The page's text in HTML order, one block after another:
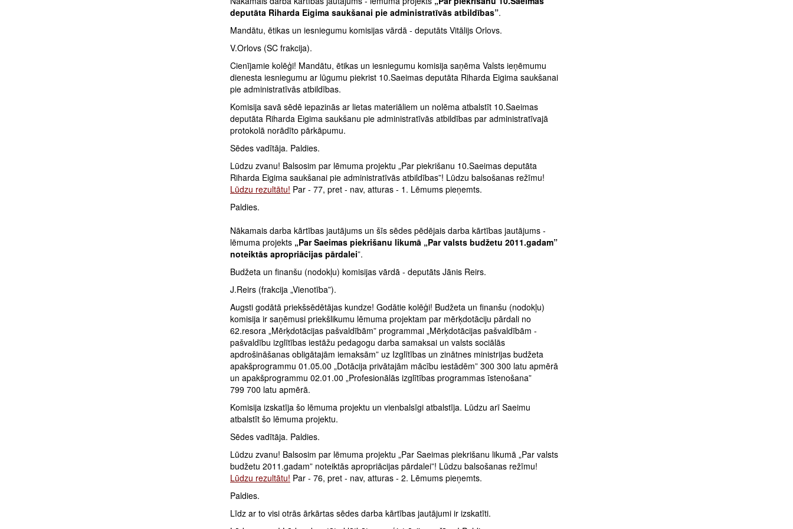
deputāta Riharda Eigima saukšanai pie administratīvās atbildības”.
Mandātu, ētikas un iesniegumu komisijas vārdā - deputāts Vitālijs Orlovs.
V.Orlovs (SC frakcija).
Cienījamie kolēģi! Mandātu, ētikas un iesniegumu komisija saņēma Valsts ieņēmumu
dienesta iesniegumu ar lūgumu piekrist 10.Saeimas deputāta Riharda Eigima saukšanai
pie administratīvās atbildības.
Komisija savā sēdē iepazinās ar lietas materiāliem un nolēma atbalstīt 10.Saeimas
deputāta Riharda Eigima saukšanu pie administratīvās atbildības par administratīvajā
protokolā norādīto pārkāpumu.
Sēdes vadītāja. Paldies.
Lūdzu zvanu! Balsosim par lēmuma projektu „Par piekrišanu 10.Saeimas deputāta
Riharda Eigima saukšanai pie administratīvās atbildības”! Lūdzu balsošanas režīmu!
Lūdzu rezultātu! Par - 77, pret - nav, atturas - 1. Lēmums pieņemts.
Paldies.
Nākamais darba kārtības jautājums un šīs sēdes pēdējais darba kārtības jautājums -
lēmuma projekts „Par Saeimas piekrišanu likumā „Par valsts budžetu 2011.gadam”
noteiktās apropriācijas pārdalei”.
Budžeta un finanšu (nodokļu) komisijas vārdā - deputāts Jānis Reirs.
J.Reirs (frakcija „Vienotība”).
Augsti godātā priekšsēdētājas kundze! Godātie kolēģi! Budžeta un finanšu (nodokļu)
komisija ir saņēmusi priekšlikumu lēmuma projektam par mērķdotāciju pārdali no
62.resora „Mērķdotācijas pašvaldībām” programmai „Mērķdotācijas pašvaldībām -
pašvaldību izglītības iestāžu pedagogu darba samaksai un valsts sociālās
apdrošināšanas obligātajām iemaksām” uz Izglītības un zinātnes ministrijas budžeta
apakšprogrammu 01.05.00 „Dotācija privātajām mācību iestādēm” 300 300 latu apmērā
un apakšprogrammu 02.01.00 „Profesionālās izglītības programmas īstenošana”
799 700 latu apmērā.
Komisija izskatīja šo lēmuma projektu un vienbalsīgi atbalstīja. Lūdzu arī Saeimu
atbalstīt šo lēmuma projektu.
Sēdes vadītāja. Paldies.
Lūdzu zvanu! Balsosim par lēmuma projektu „Par Saeimas piekrišanu likumā „Par valsts
budžetu 2011.gadam” noteiktās apropriācijas pārdalei”! Lūdzu balsošanas režīmu!
Lūdzu rezultātu! Par - 76, pret - nav, atturas - 2. Lēmums pieņemts.
Paldies.
Līdz ar to visi otrās ārkārtas sēdes darba kārtības jautājumi ir izskatīti.